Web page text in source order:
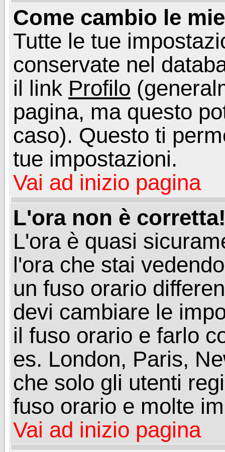
Come cambio le
Tutte le tue
conservate nel
il link Profilo
pagina, ma questo
caso). Questo ti
tue impostazioni.
Vai ad inizio pagina
L'ora non è
L'ora è quasi
l'ora che stai
un fuso orario
devi cambiare le
il fuso orario e farlo
es. London, Paris,
che solo gli utenti
fuso orario e molte
Vai ad inizio pagina